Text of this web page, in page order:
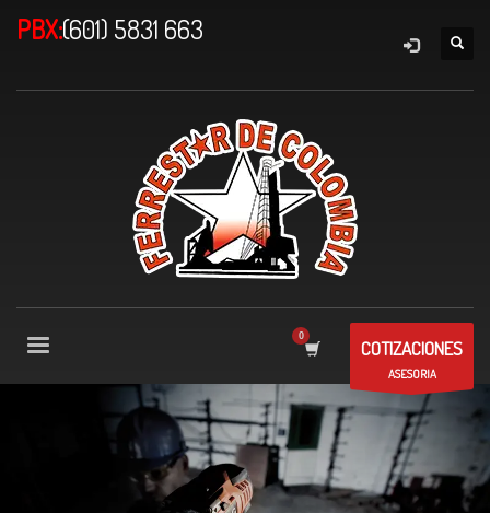
PBX:(601) 5831 663
COTIZACIONES
ASESORIA